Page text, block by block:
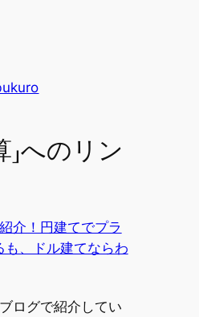
」へのリン
介！円建てでプラ
も、ドル建てならわ
ログで紹介してい